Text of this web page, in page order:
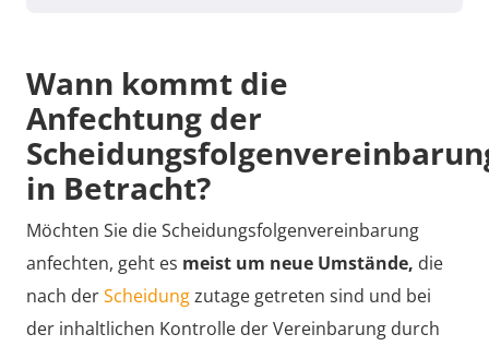
Wann kommt die
Anfechtung der
in Betracht?
Möchten Sie die Scheidungsfolgenvereinbarung
anfechten, geht es meist um neue Umstände, die
nach derScheidungzutage getreten sind und bei
der inhaltlichen Kontrolle der Vereinbarung durch